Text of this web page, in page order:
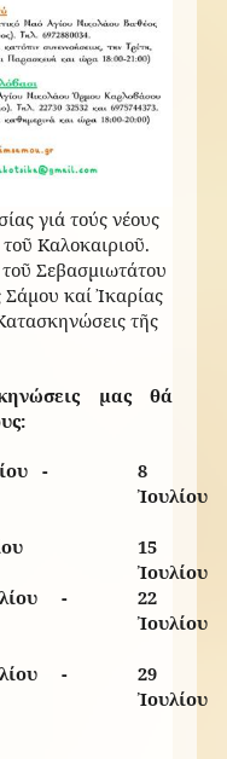
γιά τούς νέους
Καλοκαιριοῦ.
Σεβασμιωτάτου
καί Ἰκαρίας
τῆς
μας θά
-
8
Ἰουλίου
15
Ἰουλίου
-
22
Ἰουλίου
-
29
Ἰουλίου